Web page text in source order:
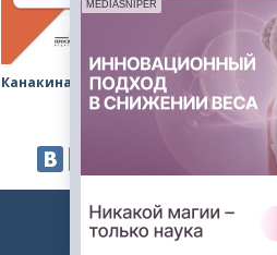
Канакина рабочая тетрадь
2023. Авторские
MEDIASNIPER